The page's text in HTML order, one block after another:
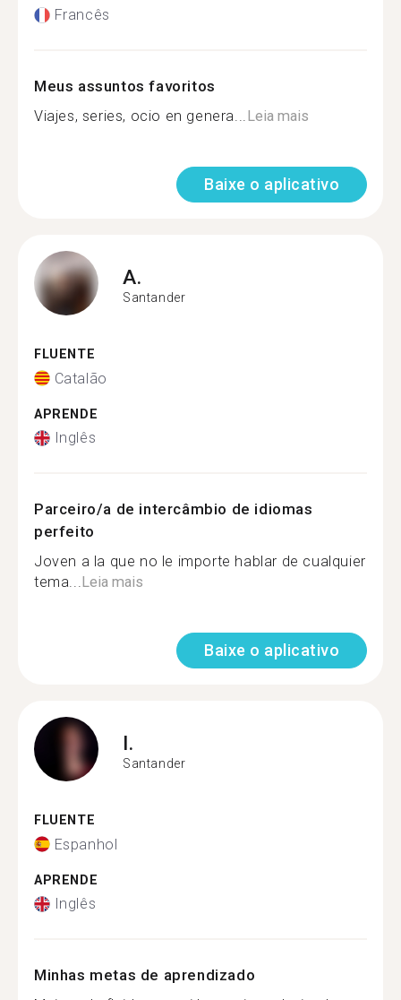
Francês
Meus assuntos favoritos
Viajes, series, ocio en genera...Leia mais
Baixe o aplicativo
A.
Santander
FLUENTE
Catalão
APRENDE
Inglês
Parceiro/a de intercâmbio de idiomas
perfeito
Joven a la que no le importe hablar de cualquier
tema...Leia mais
Baixe o aplicativo
I.
Santander
FLUENTE
Espanhol
APRENDE
Inglês
Minhas metas de aprendizado